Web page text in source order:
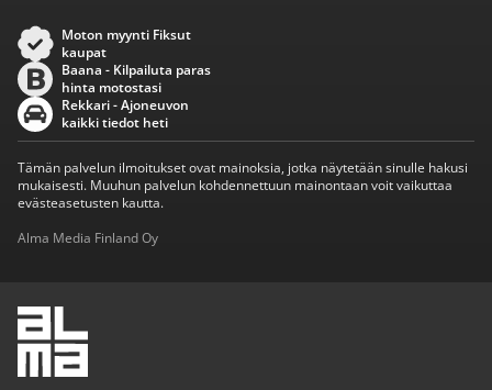
Moton myynti Fiksut
kaupat
Baana - Kilpailuta paras
hinta motostasi
Rekkari - Ajoneuvon
kaikki tiedot heti
Tämän palvelun ilmoitukset ovat mainoksia, jotka näytetään sinulle hakusi
mukaisesti. Muuhun palvelun kohdennettuun mainontaan voit vaikuttaa
evästeasetusten kautta.
Alma Media Finland Oy